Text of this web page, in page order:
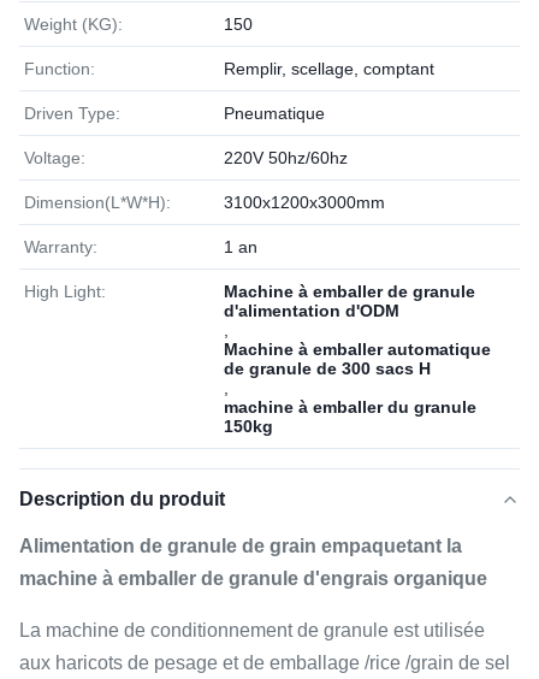
Weight (KG): 150
Function: Remplir, scellage, comptant
Driven Type: Pneumatique
Voltage: 220V 50hz/60hz
Dimension(L*W*H): 3100x1200x3000mm
Warranty: 1 an
High Light:
Machine à emballer de granule
d'alimentation d'ODM
Machine à emballer automatique
de granule de 300 sacs H
machine à emballer du granule
150kg
Description du produit
Alimentation de granule de grain empaquetant la
machine à emballer de granule d'engrais organique
La machine de conditionnement de granule est utilisée
aux haricots de pesage et de emballage /rice /grain de sel